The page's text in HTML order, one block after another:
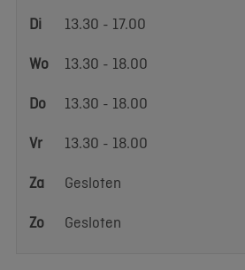
Di
13.30 - 17.00
Wo
13.30 - 18.00
Do
13.30 - 18.00
Vr
13.30 - 18.00
Za
Gesloten
Zo
Gesloten